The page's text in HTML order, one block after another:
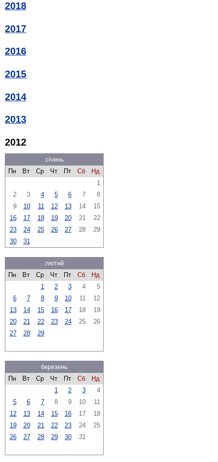
2018
2017
2016
2015
2014
2013
2012
січень
Пн
Вт Ср Чт Пт Сб
Нд
1
2
3 4 5 6 7
8
9
10 11 12 13 14
15
16
17 18 19 20 21
22
23
24 25 26 27 28
29
30
31
лютий
Пн
Вт Ср Чт Пт Сб
Нд
1
2 3 4
5
6
7 8 9 10 11
12
13
14 15 16 17 18
19
20
21 22 23 24 25
26
27
28 29
березень
Пн
Вт Ср Чт Пт Сб
Нд
1
2 3
4
5
6 7 8 9 10
11
12
13 14 15 16 17
18
19
20 21 22 23 24
25
26
27 28 29 30 31